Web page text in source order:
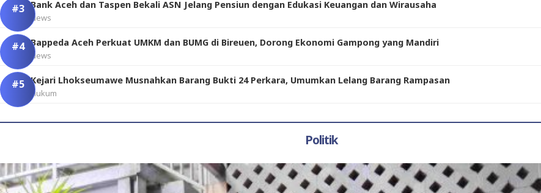
Bank Aceh dan Taspen Bekali ASN Jelang Pensiun dengan Edukasi Keuangan dan Wirausaha
News
Bappeda Aceh Perkuat UMKM dan BUMG di Bireuen, Dorong Ekonomi Gampong yang Mandiri
News
Kejari Lhokseumawe Musnahkan Barang Bukti 24 Perkara, Umumkan Lelang Barang Rampasan
Hukum
Politik